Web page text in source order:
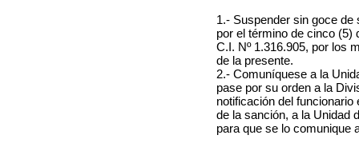
1.- Suspender sin goce
por el término de cinco
C.I. Nº 1.316.905, por los
de la presente.
2.- Comuníquese a la
pase por su orden a la
notificación del
de la sanción, a la Unidad
para que se lo comunique